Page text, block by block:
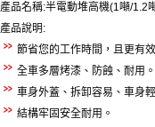
產品名稱:半電動堆高機(1噸/1.2
產品說明:
節省您的工作時間，且更有
全車多層烤漆、防蝕、耐用。
車身外蓋 、拆卸容易、車身
結構牢固安全耐用。